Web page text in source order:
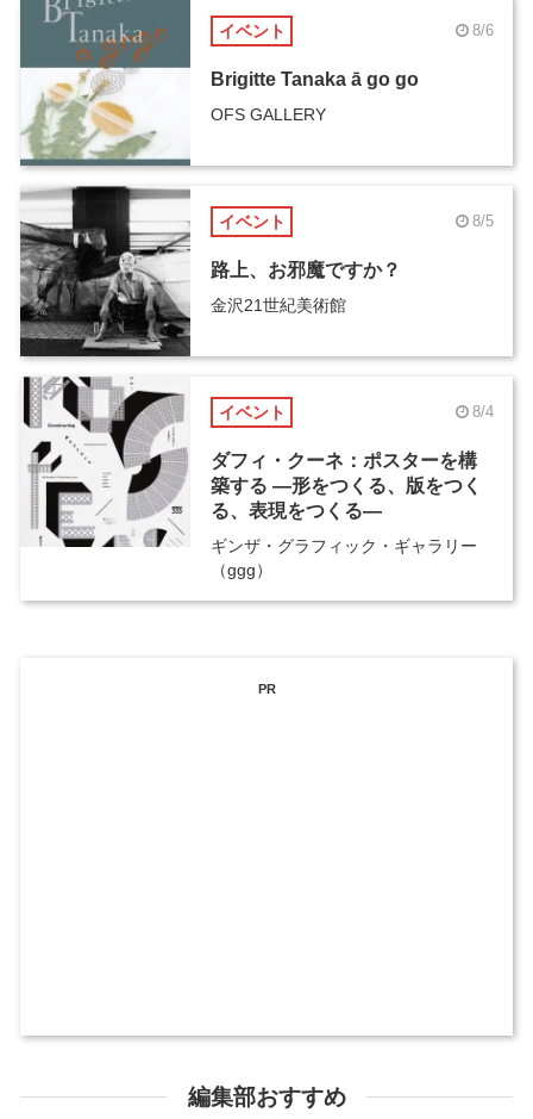
イベント 8/6
Brigitte Tanaka ā go go
OFS GALLERY
イベント 8/5
路上、お邪魔ですか？
金沢21世紀美術館
イベント 8/4
ダフィ・クーネ：ポスターを構
築する ―形をつくる、版をつく
る、表現をつくる―
ギンザ・グラフィック・ギャラリー
（ggg）
PR
編集部おすすめ